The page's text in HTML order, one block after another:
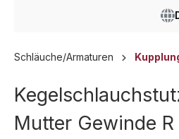
Schläuche/Armaturen
Mutter Gewinde